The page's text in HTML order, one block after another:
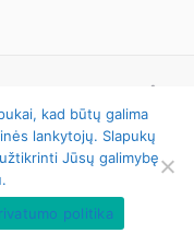
Privatumo politika
Association (AGATA)
e-solutionMediapark
kad būtų galima
lankytojų. Slapukų
Jūsų galimybę
politika